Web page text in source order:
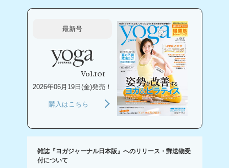
最新号
Vol.101
2026年06月19日(金)発売！
購入はこちら
雑誌『ヨガジャーナル日本版』へのリリース・郵送物受
付について